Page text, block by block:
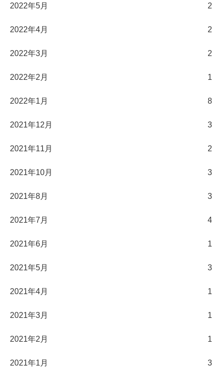
2022年5月 2
2022年4月 2
2022年3月 2
2022年2月 1
2022年1月 8
2021年12月 3
2021年11月 2
2021年10月 3
2021年8月 3
2021年7月 4
2021年6月 1
2021年5月 3
2021年4月 1
2021年3月 1
2021年2月 1
2021年1月 3